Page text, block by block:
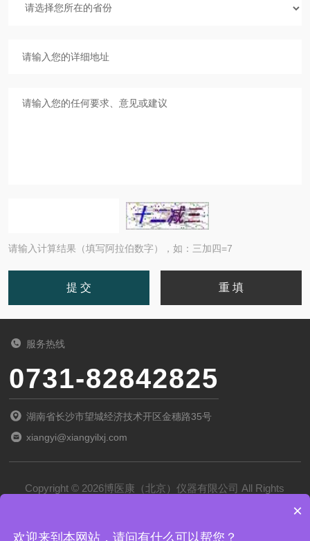
请输入计算结果（填写阿拉伯数字），如：三加四=7
服务热线
0731-82842825
湖南省长沙市望城经济技术开区金穗路35号
xiangyi@xiangyilxj.com
Copyright © 2026博医康（北京）仪器有限公司 All Rights
×
欢迎来到本网站，请问有什么可以帮您？